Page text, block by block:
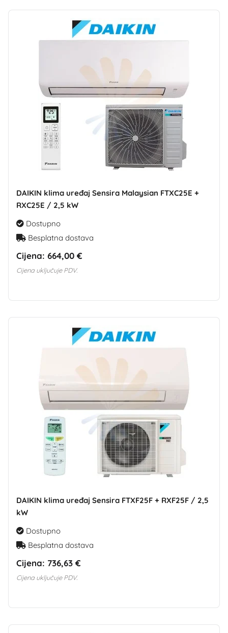
DAIKIN klima uređaj Sensira Malaysian FTXC25E +
RXC25E / 2,5 kW
Dostupno
Besplatna dostava
Cijena: 664,00 €
Cijena uključuje PDV.
DAIKIN klima uređaj Sensira FTXF25F + RXF25F / 2,5
kW
Dostupno
Besplatna dostava
Cijena: 736,63 €
Cijena uključuje PDV.